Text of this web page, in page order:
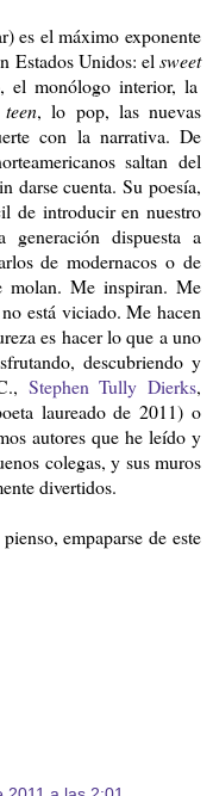
es el máximo exponente
Estados Unidos: elsweet
el monólogo interior, la
teen, lo pop, las nuevas
con la narrativa. De
saltan del
darse cuenta. Su poesía,
de introducir en nuestro
dispuesta a
de modernacos o de
molan. Me inspiran. Me
está viciado. Me hacen
es hacer lo que a uno
descubriendo y
Stephen Tully Dierks,
laureado de 2011) o
autores que he leído y
colegas, y sus muros
divertidos.
empaparse de este